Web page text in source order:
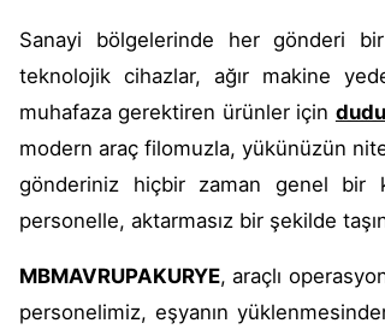
Sanayi bölgelerinde her gönderi
teknolojik cihazlar, ağır makine
muhafaza gerektiren ürünler için
modern araç filomuzla, yükünüzün
gönderiniz hiçbir zaman genel bir
personelle, aktarmasız bir şekilde
MBMAVRUPAKURYE, araçlı
personelimiz, eşyanın